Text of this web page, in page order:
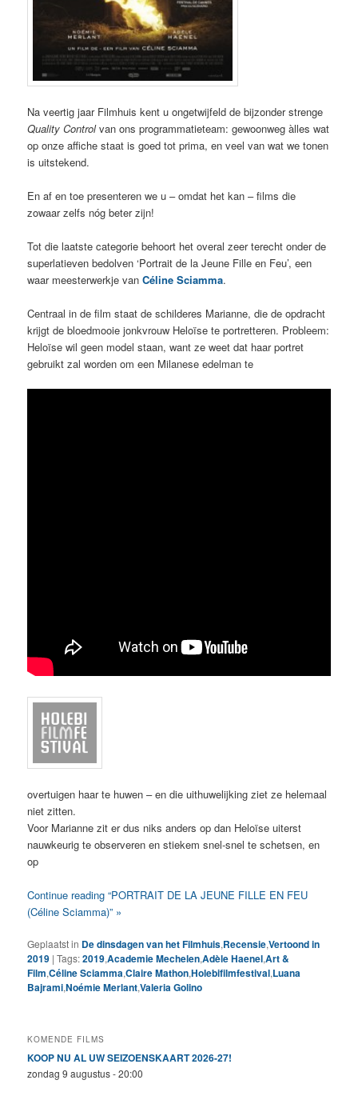
Na veertig jaar Filmhuis kent u ongetwijfeld de bijzonder strenge
Quality Controlvan ons programmatieteam: gewoonweg àlles wat
op onze affiche staat is goed tot prima, en veel van wat we tonen
is uitstekend.
En af en toe presenteren we u – omdat het kan – films die
zowaar zelfs nóg beter zijn!
Tot die laatste categorie behoort het overal zeer terecht onder de
superlatieven bedolven ‘Portrait de la Jeune Fille en Feu’, een
waar meesterwerkje vanCéline Sciamma.
Centraal in de film staat de schilderes Marianne, die de opdracht
krijgt de bloedmooie jonkvrouw Heloïse te portretteren. Probleem:
Heloïse wil geen model staan, want ze weet dat haar portret
gebruikt zal worden om een Milanese edelman te
overtuigen haar te huwen – en die uithuwelijking ziet ze helemaal
niet zitten.
Voor Marianne zit er dus niks anders op dan Heloïse uiterst
nauwkeurig te observeren en stiekem snel-snel te schetsen, en
op
Continue reading “PORTRAIT DE LA JEUNE FILLE EN FEU
(Céline Sciamma)” »
Geplaatst in De dinsdagen van het Filmhuis,Recensie,Vertoond in
2019 |Tags:2019,Academie Mechelen,Adèle Haenel,Art &
Film,Céline Sciamma,Claire Mathon,Holebifilmfestival,Luana
Bajrami,Noémie Merlant,Valeria Golino
KOMENDE FILMS
KOOP NU AL UW SEIZOENSKAART 2026-27!
zondag 9 augustus - 20:00